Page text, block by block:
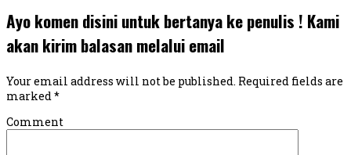
Ayo komen disini untuk bertanya ke penulis ! Kami
akan kirim balasan melalui email
Your email address will not be published. Required fields are
marked *
Comment